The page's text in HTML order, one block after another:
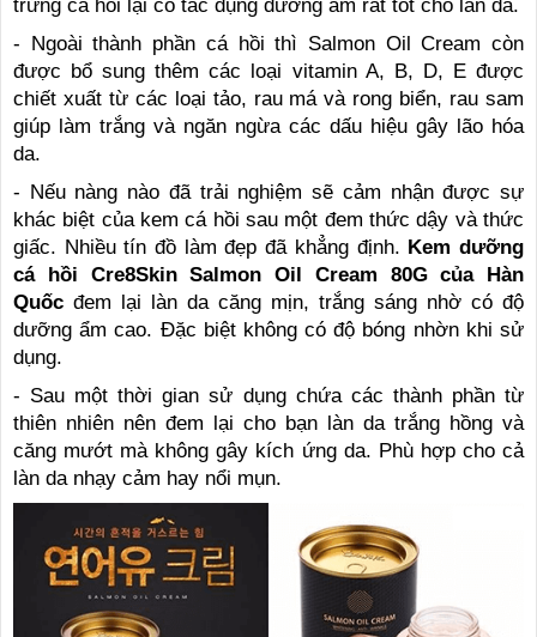
trứng cá hồi lại có tác dụng dưỡng ẩm rất tốt cho làn da.
- Ngoài thành phần cá hồi thì Salmon Oil Cream còn
được bổ sung thêm các loại vitamin A, B, D, E được
chiết xuất từ các loại tảo, rau má và rong biển, rau sam
giúp làm trắng và ngăn ngừa các dấu hiệu gây lão hóa
da.
- Nếu nàng nào đã trải nghiệm sẽ cảm nhận được sự
khác biệt của kem cá hồi sau một đem thức dậy và thức
giấc. Nhiều tín đồ làm đẹp đã khẳng định. Kem dưỡng
cá hồi Cre8Skin Salmon Oil Cream 80G của Hàn
Quốc đem lại làn da căng mịn, trắng sáng nhờ có độ
dưỡng ẩm cao. Đặc biệt không có độ bóng nhờn khi sử
dụng.
- Sau một thời gian sử dụng chứa các thành phần từ
thiên nhiên nên đem lại cho bạn làn da trắng hồng và
căng mướt mà không gây kích ứng da. Phù hợp cho cả
làn da nhạy cảm hay nổi mụn.